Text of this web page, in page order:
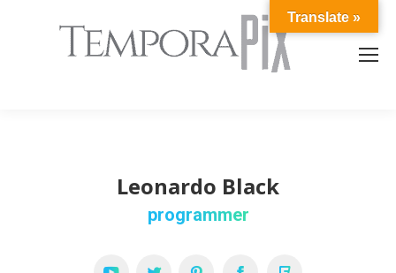
Leonardo Black
programmer
Translate »